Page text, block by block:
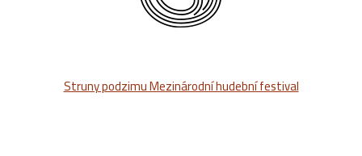
Struny podzimu Mezinárodní hudební festival